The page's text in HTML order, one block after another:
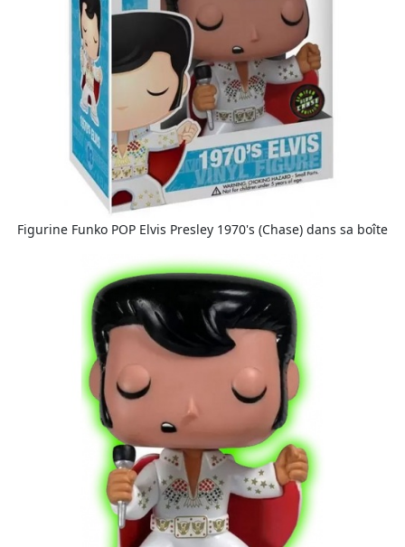
Figurine Funko POP Elvis Presley 1970's (Chase) dans sa boîte